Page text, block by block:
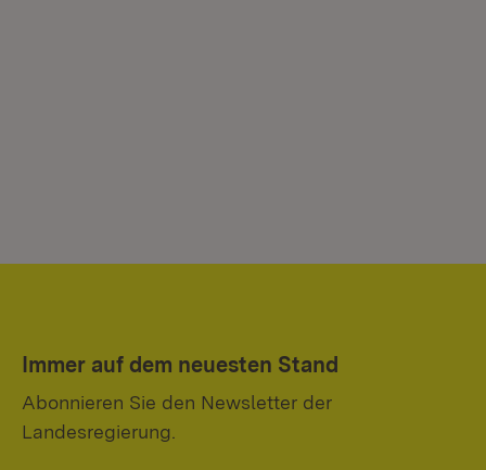
Immer auf dem neuesten Stand
Abonnieren Sie den Newsletter der
Landesregierung.